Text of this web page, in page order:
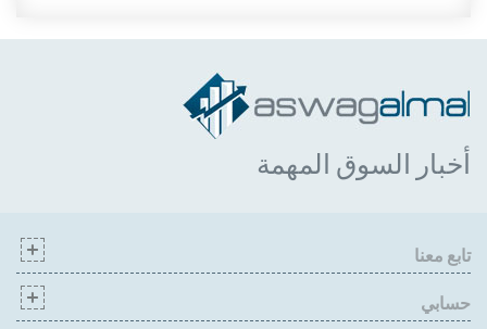
أخبار السوق المهمة
تابع معنا
حسابي